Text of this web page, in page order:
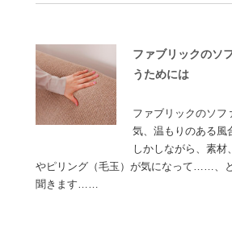
ファブリックのソ
うためには
ファブリックのソフ
気、温もりのある風
しかしながら、素
やピリング（毛玉）が気になって……、
聞きます……